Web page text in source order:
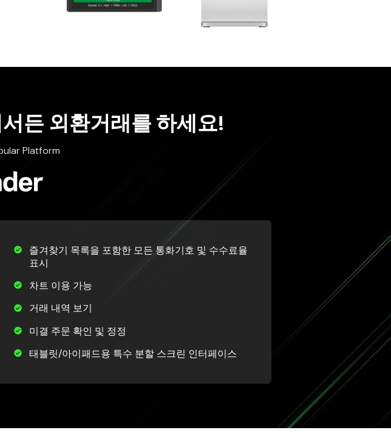
든 외환거래를 하세요!
Platform
즐겨찾기 목록을 포함한 모든 통화기호 및 수수료율
표시
차트 이용 가능
거래 내역 보기
미결 주문 확인 및 정정
태블릿/아이패드용 특수 분할 스크린 인터페이스